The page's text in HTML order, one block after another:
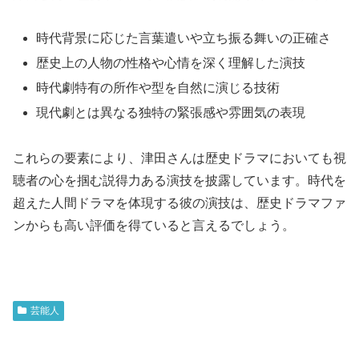
時代背景に応じた言葉遣いや立ち振る舞いの正確さ
歴史上の人物の性格や心情を深く理解した演技
時代劇特有の所作や型を自然に演じる技術
現代劇とは異なる独特の緊張感や雰囲気の表現
これらの要素により、津田さんは歴史ドラマにおいても視
聴者の心を掴む説得力ある演技を披露しています。時代を
超えた人間ドラマを体現する彼の演技は、歴史ドラマファ
ンからも高い評価を得ていると言えるでしょう。
芸能人